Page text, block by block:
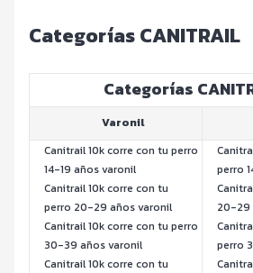
Categorías CANITRAIL
Categorías
Varonil
Canitrail 10k corre con tu perro
14-19 años varonil
Canitrail 10k corre con tu
perro 20-29 años varonil
Canitrail 10k corre con tu perro
30-39 años varonil
Canitrail 10k corre con tu
perro
20-29
perro